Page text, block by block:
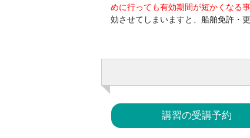
めに行っても有効期間が短かくなる
効させてしまいますと、船舶免許・
講習の受講予約